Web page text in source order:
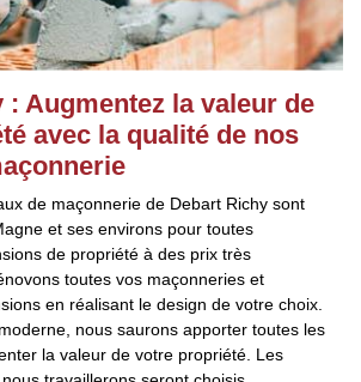
: Augmentez la valeur de
avec la qualité de nos
de maçonnerie de Debart Richy sont
et ses environs pour toutes
de propriété à des prix très
toutes vos maçonneries et
en réalisant le design de votre choix.
nous saurons apporter toutes les
la valeur de votre propriété. Les